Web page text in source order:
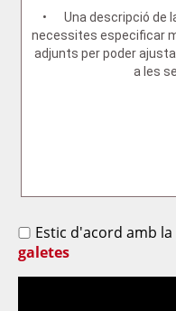
Estic d'acord amb la
galetes